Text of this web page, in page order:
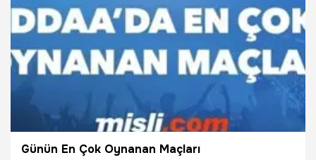
19.02.2022 İddaa
Günün En Çok Oynanan Maçları